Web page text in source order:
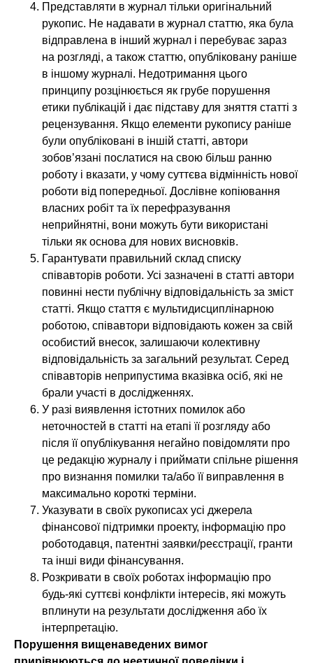
Представляти в журнал тільки оригінальний
рукопис. Не надавати в журнал статтю, яка була
відправлена в інший журнал і перебуває зараз
на розгляді, а також статтю, опубліковану раніше
в іншому журналі. Недотримання цього
принципу розцінюється як грубе порушення
етики публікацій і дає підставу для зняття статті з
рецензування. Якщо елементи рукопису раніше
були опубліковані в іншій статті, автори
зобов’язані послатися на свою більш ранню
роботу і вказати, у чому суттєва відмінність нової
роботи від попередньої. Дослівне копіювання
власних робіт та їх перефразування
неприйнятні, вони можуть бути використані
тільки як основа для нових висновків.
Гарантувати правильний склад списку
співавторів роботи. Усі зазначені в статті автори
повинні нести публічну відповідальність за зміст
статті. Якщо стаття є мультидисциплінарною
роботою, співавтори відповідають кожен за свій
особистий внесок, залишаючи колективну
відповідальність за загальний результат. Серед
співавторів неприпустима вказівка осіб, які не
брали участі в дослідженнях.
У разі виявлення істотних помилок або
неточностей в статті на етапі її розгляду або
після її опублікування негайно повідомляти про
це редакцію журналу і приймати спільне рішення
про визнання помилки та/або її виправлення в
максимально короткі терміни.
Указувати в своїх рукописах усі джерела
фінансової підтримки проекту, інформацію про
роботодавця, патентні заявки/реєстрації, гранти
та інші види фінансування.
Розкривати в своїх роботах інформацію про
будь-які суттєві конфлікти інтересів, які можуть
вплинути на результати дослідження або їх
інтерпретацію.
Порушення вищенаведених вимог